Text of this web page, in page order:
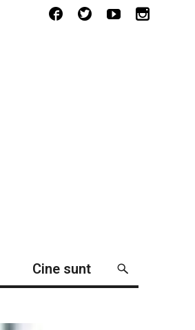
Cine sunt